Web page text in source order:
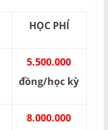
HỌC PHÍ
5.500.000
đồng/học kỳ
8.000.000